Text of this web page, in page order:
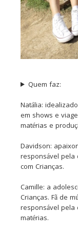
Quem faz:
Natália:
em shows e
matérias e
Davidson:
responsável pela
com Crianças.
Camille: a
Crianças. Fã de
responsável
matérias.